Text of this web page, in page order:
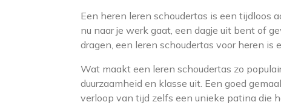
Een heren leren schoudertas is een tijdloos
nu naar je werk gaat, een dagje uit bent of
dragen, een leren schoudertas voor heren is
Wat maakt een leren schoudertas zo
duurzaamheid en klasse uit. Een goed
verloop van tijd zelfs een unieke patina die